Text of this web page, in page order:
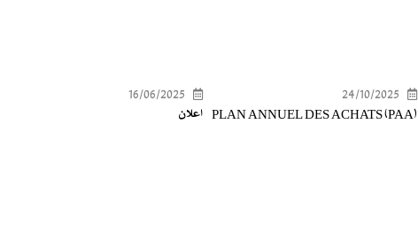
24/10/2025
PLAN ANNUEL DES ACHATS (PAA)
16/06/2025
اعلان